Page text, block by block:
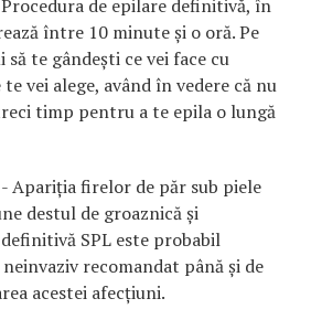
de epilare definitivă, în
între 10 minute și o oră. Pe
să te gândești ce vei face cu
vei alege, având în vedere că nu
timp pentru a te epila o lungă
- Apariția firelor de păr sub piele
destul de groaznică și
SPL este probabil
recomandat până și de
acestei afecțiuni.